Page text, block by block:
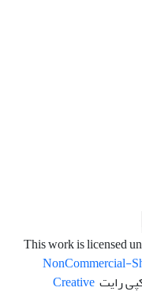
NonCommercial-
رایتCreative